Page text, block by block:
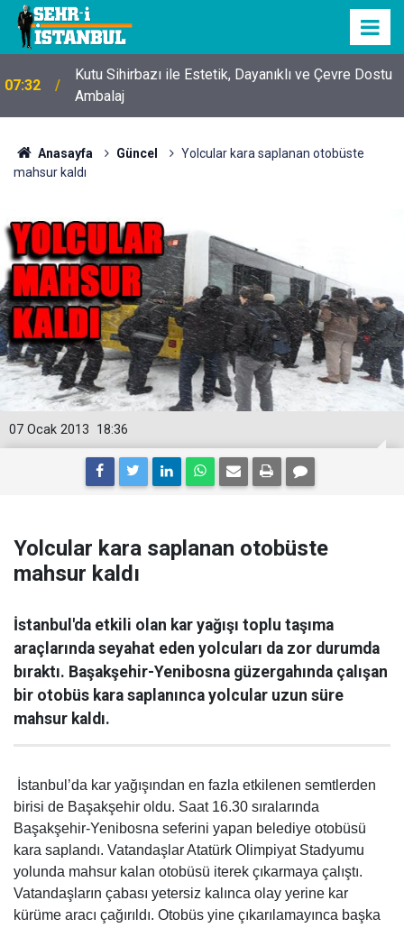
07:32
Kutu Sihirbazı ile Estetik, Dayanıklı ve Çevre Dostu
Ambalaj
Anasayfa Güncel
Yolcular kara saplanan otobüste
mahsur kaldı
18:36
07 Ocak 2013
Yolcular kara saplanan otobüste
mahsur kaldı
İstanbul'da etkili olan kar yağışı toplu taşıma
araçlarında seyahat eden yolcuları da zor durumda
bıraktı. Başakşehir-Yenibosna güzergahında çalışan
bir otobüs kara saplanınca yolcular uzun süre
mahsur kaldı.
İstanbul’da kar yağışından en fazla etkilenen semtlerden
birisi de Başakşehir oldu. Saat 16.30 sıralarında
Başakşehir-Yenibosna seferini yapan belediye otobüsü
kara saplandı. Vatandaşlar Atatürk Olimpiyat Stadyumu
yolunda mahsur kalan otobüsü iterek çıkarmaya çalıştı.
Vatandaşların çabası yetersiz kalınca olay yerine kar
kürüme aracı çağırıldı. Otobüs yine çıkarılamayınca başka